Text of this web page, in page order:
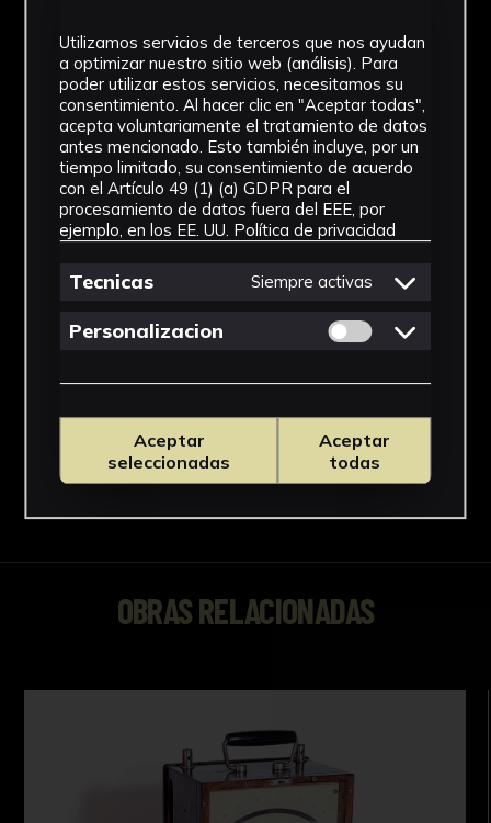
OBRAS RELACIONADAS
Utilizamos servicios de terceros que nos ayudan
a optimizar nuestro sitio web (análisis). Para
poder utilizar estos servicios, necesitamos su
consentimiento. Al hacer clic en "Aceptar todas",
acepta voluntariamente el tratamiento de datos
antes mencionado. Esto también incluye, por un
tiempo limitado, su consentimiento de acuerdo
con el Artículo 49 (1) (a) GDPR para el
procesamiento de datos fuera del EEE, por
ejemplo, en los EE. UU. Política de privacidad
Tecnicas Siempre activas
Personalizacion Permitir cookies
Aceptar
seleccionadas
Aceptar
todas